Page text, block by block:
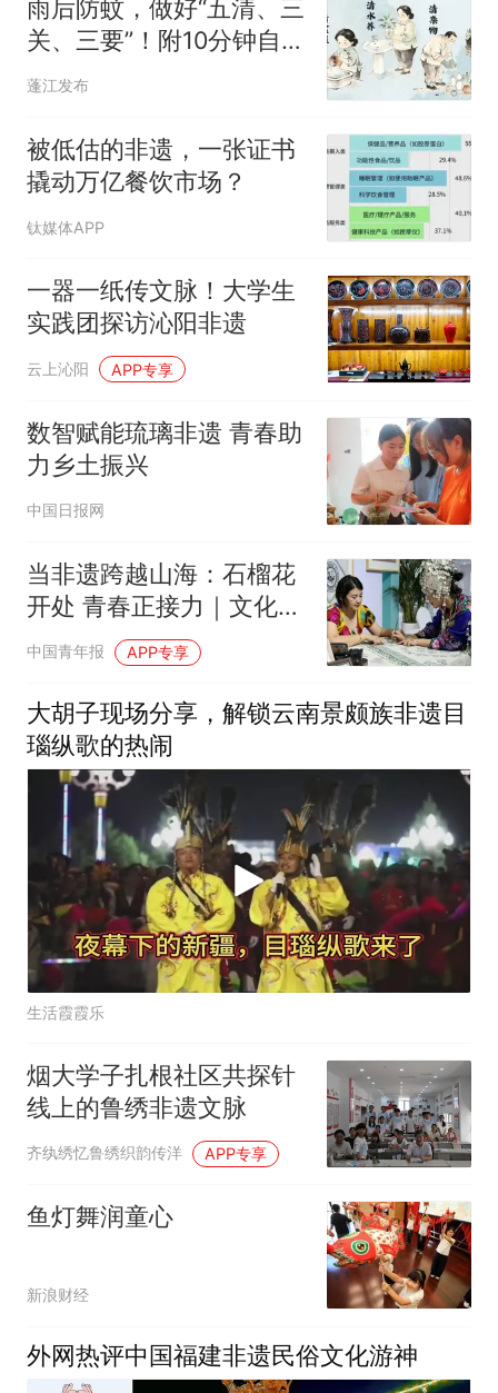
雨后防蚊，做好“五清、三
关、三要”！附10分钟自查
清单
蓬江发布
被低估的非遗，一张证书
撬动万亿餐饮市场？
钛媒体APP
一器一纸传文脉！大学生
实践团探访沁阳非遗
云上沁阳 APP专享
数智赋能琉璃非遗 青春助
力乡土振兴
中国日报网
当非遗跨越山海：石榴花
开处 青春正接力｜文化中
国行
中国青年报 APP专享
大胡子现场分享，解锁云南景颇族非遗目
瑙纵歌的热闹
生活霞霞乐
烟大学子扎根社区共探针
线上的鲁绣非遗文脉
齐纨绣忆鲁绣织韵传洋 APP专享
鱼灯舞润童心
新浪财经
外网热评中国福建非遗民俗文化游神